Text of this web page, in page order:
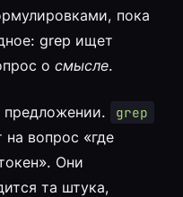
пока
grep ищет
о смысле.
предложении. grep
на вопрос «где
Они
та штука,